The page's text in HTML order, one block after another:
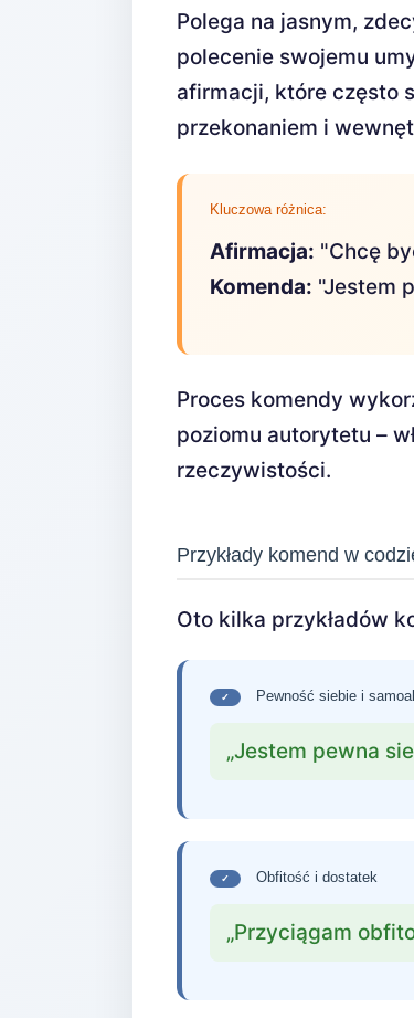
Polega na jasnym,
polecenie swojemu
afirmacji, które często
przekonaniem i
Kluczowa różnica:
Afirmacja: "Chcę
Komenda: "Jestem
Proces komendy
poziomu autorytetu –
rzeczywistości.
Przykłady komend w
Oto kilka przykładów
✓ Pewność siebie i
„Jestem pewna
✓ Obfitość i dostatek
„Przyciągam